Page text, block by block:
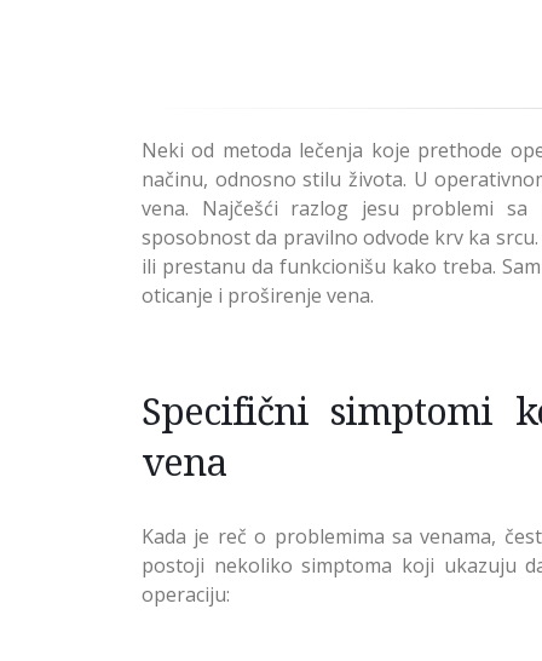
Neki od metoda lečenja koje prethode
načinu, odnosno stilu života. U
vena. Najčešći razlog jesu problemi
sposobnost da pravilno odvode krv ka
ili prestanu da funkcionišu kako treba.
oticanje i proširenje vena.
Specifični simptomi
vena
Kada je reč o problemima sa venama,
postoji nekoliko simptoma koji ukazuju
operaciju: